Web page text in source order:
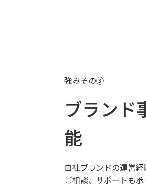
強みその③
ブランド
能
自社ブランドの運営
ご相談、サポートも承